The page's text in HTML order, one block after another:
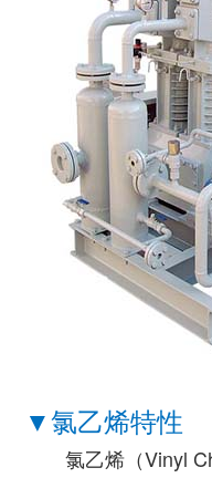
▼氯乙烯特性
氯乙烯（Vinyl